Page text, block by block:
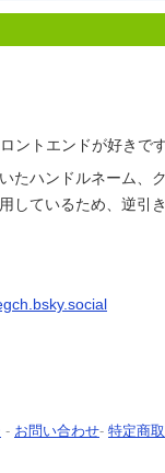
ントエンドが好きで
たハンドルネーム、
しているため、逆引
- お問い合わせ- 特定商